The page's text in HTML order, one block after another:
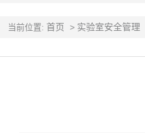
当前位置: 首页 > 实验室安全管理